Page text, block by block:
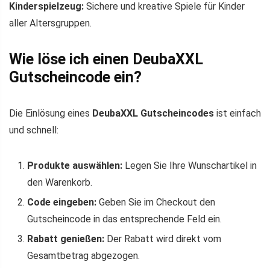
Kinderspielzeug: Sichere und kreative Spiele für Kinder
aller Altersgruppen.
Wie löse ich einen DeubaXXL
Gutscheincode ein?
Die Einlösung eines DeubaXXL Gutscheincodes ist einfach
und schnell:
Produkte auswählen: Legen Sie Ihre Wunschartikel in
den Warenkorb.
Code eingeben: Geben Sie im Checkout den
Gutscheincode in das entsprechende Feld ein.
Rabatt genießen: Der Rabatt wird direkt vom
Gesamtbetrag abgezogen.